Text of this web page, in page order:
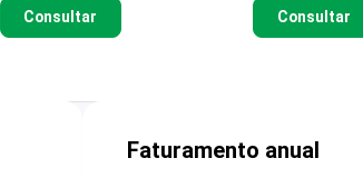
Consultar Consultar
Faturamento anual